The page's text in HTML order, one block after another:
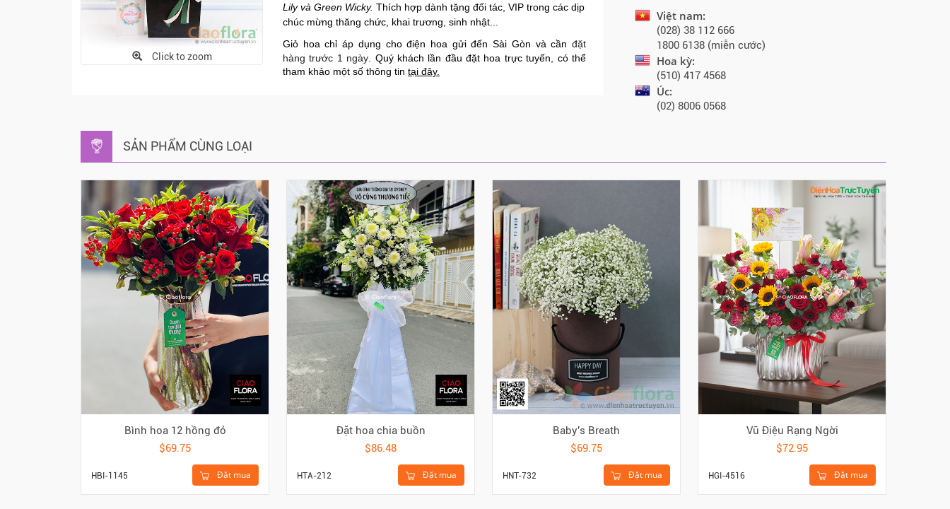
Click to zoom
Lily và Green Wicky. Thích hợp dành tặng đối tác, VIP trong các dịp
chúc mừng thăng chức, khai trương, sinh nhật...
Giỏ hoa chỉ áp dụng cho điện hoa gửi đến Sài Gòn và cần đặt
hàngtrước 1 ngày
Quý khách lần đầu đặt hoa trực tuyến, có thể
tham khảo một số thông tin tại đây.
Việt nam:
(028) 38 112 666
1800 6138 (miễn cước)
Hoa kỳ:
(510) 417 4568
Úc:
(02) 8006 0568
SẢN PHẨM CÙNG LOẠI
Bình hoa 12 hồng đỏ
$69.75
Đặt mua
HBI-1145
Đặt hoa chia buồn
$86.48
Đặt mua
HTA-212
Baby's Breath
$69.75
Đặt mua
HNT-732
Vũ Điệu Rạng Ngời
$72.95
Đặt mua
HGI-4516